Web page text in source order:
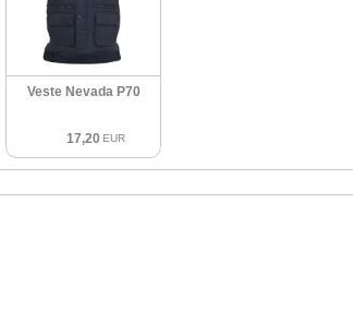
Veste Nevada P70
17,20 EUR